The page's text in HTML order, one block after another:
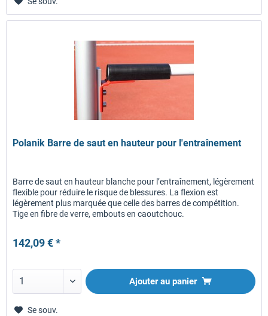
Polanik Barre de saut en hauteur pour l'entraînement
Barre de saut en hauteur blanche pour l’entraînement, légèrement
flexible pour réduire le risque de blessures. La flexion est
légèrement plus marquée que celle des barres de compétition.
Tige en fibre de verre, embouts en caoutchouc.
142,09 € *
Ajouter au panier
Se souv.